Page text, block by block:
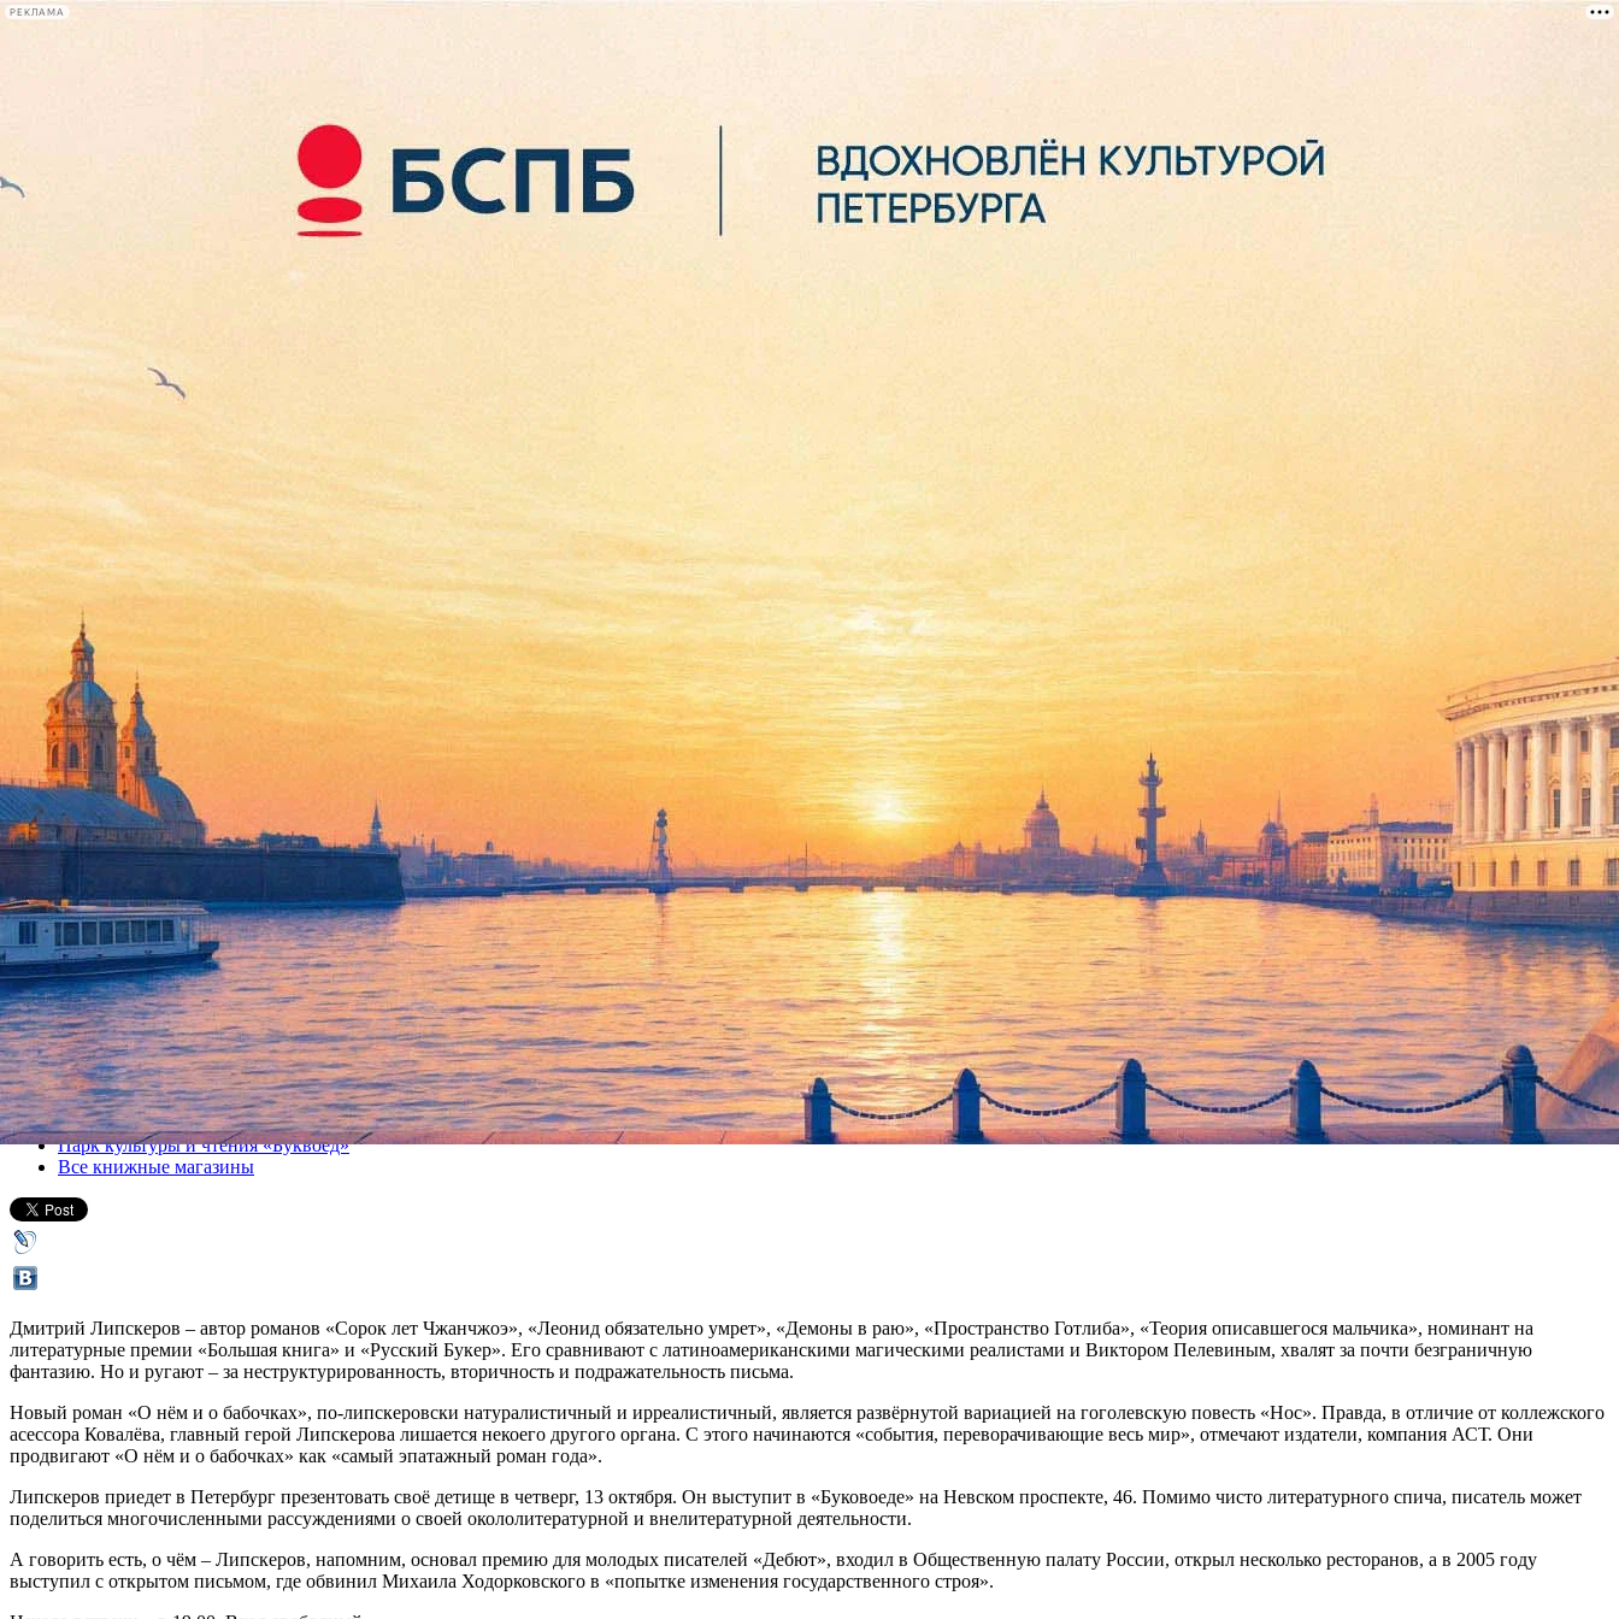
РЕКЛАМА
лекции
книги
В Петербурге представят эпатажную пародию на гоголевский «Нос»
19 октября 2016, среда,19.00
Версия для печати
Все книги
Парк культуры и чтения «Буквоед»
Все книжные магазины
Дмитрий Липскеров – автор романов «Сорок лет Чжанчжоэ», «Леонид обязательно умрет», «Демоны в раю», «Пространство Готлиба», «Теория описавшегося мальчика», номинант на
литературные премии «Большая книга» и «Русский Букер». Его сравнивают с латиноамериканскими магическими реалистами и Виктором Пелевиным, хвалят за почти безграничную
фантазию. Но и ругают – за неструктурированность, вторичность и подражательность письма.
Новый роман «О нём и о бабочках», по-липскеровски натуралистичный и ирреалистичный, является развёрнутой вариацией на гоголевскую повесть «Нос». Правда, в отличие от коллежского
асессора Ковалёва, главный герой Липскерова лишается некоего другого органа. С этого начинаются «события, переворачивающие весь мир», отмечают издатели, компания АСТ. Они
продвигают «О нём и о бабочках» как «самый эпатажный роман года».
Липскеров приедет в Петербург презентовать своё детище в четверг, 13 октября. Он выступит в «Буковоеде» на Невском проспекте, 46. Помимо чисто литературного спича, писатель может
поделиться многочисленными рассуждениями о своей окололитературной и внелитературной деятельности.
А говорить есть, о чём – Липскеров, напомним, основал премию для молодых писателей «Дебют», входил в Общественную палату России, открыл несколько ресторанов, а в 2005 году
выступил с открытом письмом, где обвинил Михаила Ходорковского в «попытке изменения государственного строя».